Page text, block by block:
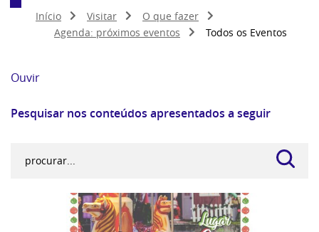
Início Visitar
O que fazer
Agenda: próximos eventos
Todos os Eventos
Ouvir
Pesquisar nos conteúdos apresentados a seguir